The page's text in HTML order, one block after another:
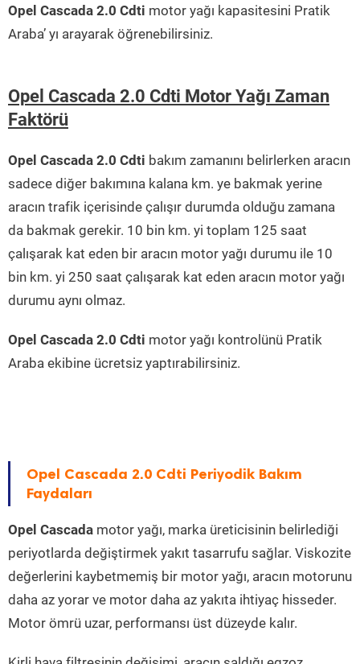
Opel Cascada 2.0 Cdti motor yağı kapasitesini Pratik
Araba’ yı arayarak öğrenebilirsiniz.
Opel Cascada 2.0 Cdti Motor Yağı Zaman
Faktörü
Opel Cascada 2.0 Cdti bakım zamanını belirlerken aracın
sadece diğer bakımına kalana km. ye bakmak yerine
aracın trafik içerisinde çalışır durumda olduğu zamana
da bakmak gerekir. 10 bin km. yi toplam 125 saat
çalışarak kat eden bir aracın motor yağı durumu ile 10
bin km. yi 250 saat çalışarak kat eden aracın motor yağı
durumu aynı olmaz.
Opel Cascada 2.0 Cdti motor yağı kontrolünü Pratik
Araba ekibine ücretsiz yaptırabilirsiniz.
Opel Cascada 2.0 Cdti Periyodik Bakım
Faydaları
Opel Cascada motor yağı, marka üreticisinin belirlediği
periyotlarda değiştirmek yakıt tasarrufu sağlar. Viskozite
değerlerini kaybetmemiş bir motor yağı, aracın motorunu
daha az yorar ve motor daha az yakıta ihtiyaç hisseder.
Motor ömrü uzar, performansı üst düzeyde kalır.